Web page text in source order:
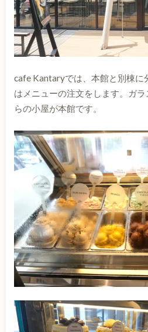
cafe Kantaryでは、本館と別棟に
はメニューの注文をします。ガ
らの小屋が本館です。